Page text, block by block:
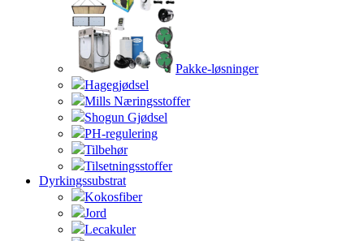
Pakke-løsninger
Hagegjødsel
Mills Næringsstoffer
Shogun Gjødsel
PH-regulering
Tilbehør
Tilsetningsstoffer
Dyrkingssubstrat
Kokosfiber
Jord
Lecakuler